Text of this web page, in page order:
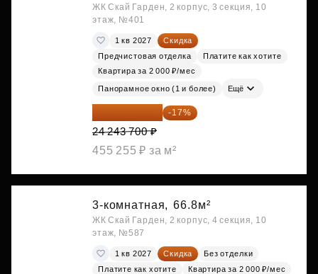
ЖК Скай Гарден, 2 корпус, 3 секция, 10
этаж, №401
1 кв 2027
Скидка
Предчистовая отделка
Платите как хотите
Квартира за 2 000 ₽/мес
Панорамное окно (1 и более) Ещё
20 122 271 ₽ -17%
24 243 700 ₽
455 255 ₽ за м²
3-комнатная, 66.8м²
ЖК Скай Гарден, 2 корпус, 4 секция, 10
этаж, №587
1 кв 2027 Скидка
Без отделки
Платите как хотите
Квартира за 2 000 ₽/мес